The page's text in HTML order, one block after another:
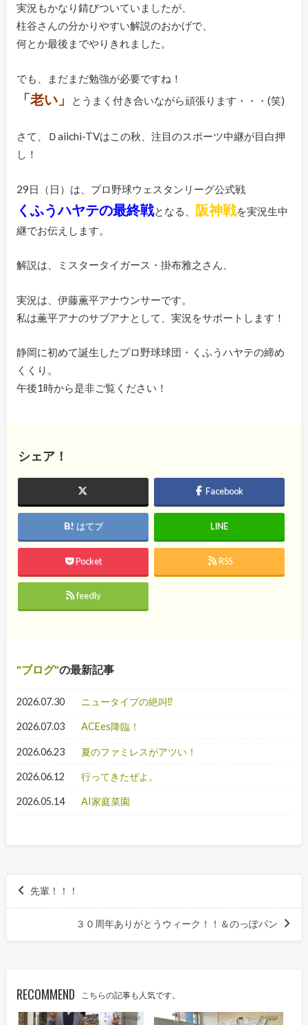
実況もかなり錆びついていましたが、
柱谷さんの分かりやすい解説のおかげで、
何とか最後までやりきれました。
でも、まだまだ勉強が必要ですね！
「老い」 とうまく付き合いながら頑張ります・・・(笑)
さて、Ｄaiichi-TVはこの秋、注目のスポーツ中継が目白押
し！
29日（日）は、プロ野球ウェスタンリーグ公式戦
くふうハヤテの最終戦となる、 阪神戦を実況生中
継でお伝えします。
解説は、ミスタータイガース・掛布雅之さん、
実況は、伊藤薫平アナウンサーです。
私は薫平アナのサブアナとして、実況をサポートします！
静岡に初めて誕生したプロ野球球団・くふうハヤテの締め
くくり。
午後1時から是非ご覧ください！
シェア！
Facebook
はてブ LINE
Pocket RSS
feedly
ブログ の最新記事
2026.07.30 ニュータイプの絶叫⁉
2026.07.03 ACEes降臨！
2026.06.23 夏のファミレスがアツい！
2026.06.12 行ってきたぜよ。
2026.05.14 AI家庭菜園
先輩！！！
３０周年ありがとうウィーク！！＆のっぽパン
RECOMMEND こちらの記事も人気です。